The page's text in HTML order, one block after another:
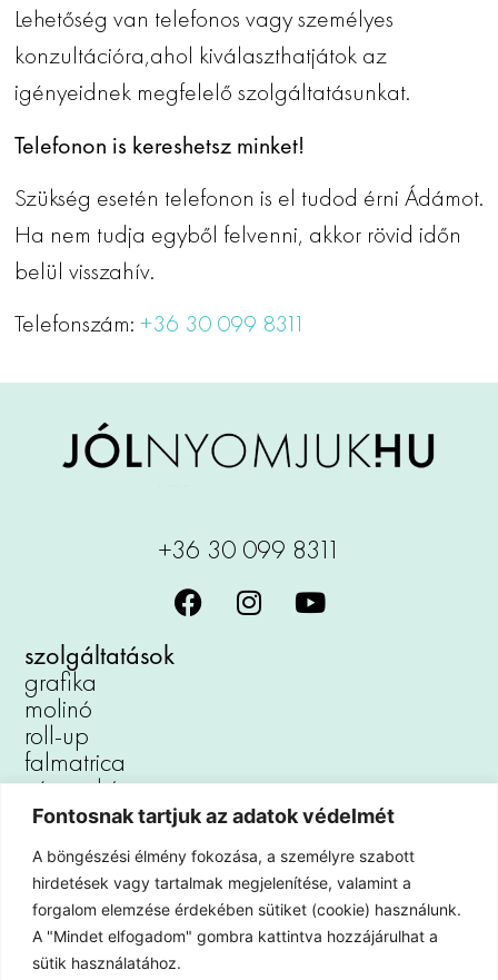
Fontosnak tartjuk az adatok védelmét
A böngészési élmény fokozása, a személyre szabott
hirdetések vagy tartalmak megjelenítése, valamint a
forgalom elemzése érdekében sütiket (cookie) használunk.
A "Mindet elfogadom" gombra kattintva hozzájárulhat a
sütik használatához.
Lehetőség van telefonos vagy személyes
konzultációra,ahol kiválaszthatjátok az
igényeidnek megfelelő szolgáltatásunkat.
Telefonon is kereshetsz minket!
Szükség esetén telefonon is el tudod érni Ádámot.
Ha nem tudja egyből felvenni, akkor rövid időn
belül visszahív.
Telefonszám:+36 30 099 8311
+36 30 099 8311
szolgáltatások
grafika
molinó
roll-up
falmatrica
vászonkép
reklámtábla
padlómatrica
autófóliázás
kirakat dekoráció
iroda dekoráció
hűtőmágnes